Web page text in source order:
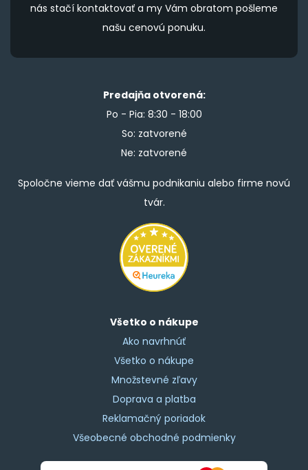
nás stačí kontaktovať a my Vám obratom pošleme
našu cenovú ponuku.
Predajňa otvorená:
Po - Pia: 8:30 - 18:00
So: zatvorené
Ne: zatvorené
Spoločne vieme dať vášmu podnikaniu alebo firme novú
tvár.
Všetko o nákupe
Ako navrhnúť
Všetko o nákupe
Množstevné zľavy
Doprava a platba
Reklamačný poriadok
Všeobecné obchodné podmienky